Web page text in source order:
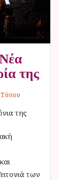
της
Τύπου
της
των